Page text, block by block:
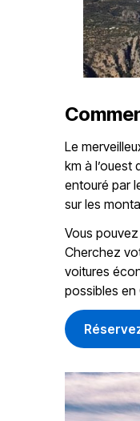
Le
km à l’ouest
entouré par
sur les
Vous
Cherchez
voitures
possibles en